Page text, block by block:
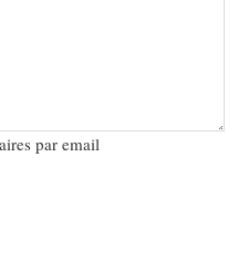
par email